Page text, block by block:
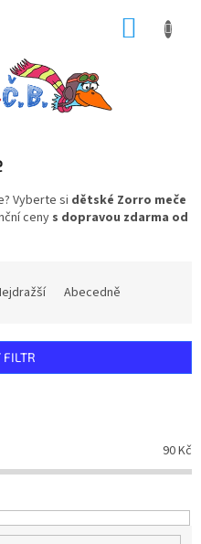
Vyberte si dětské Zorro meče
ceny s dopravou zdarma od
Abecedně
90Kč